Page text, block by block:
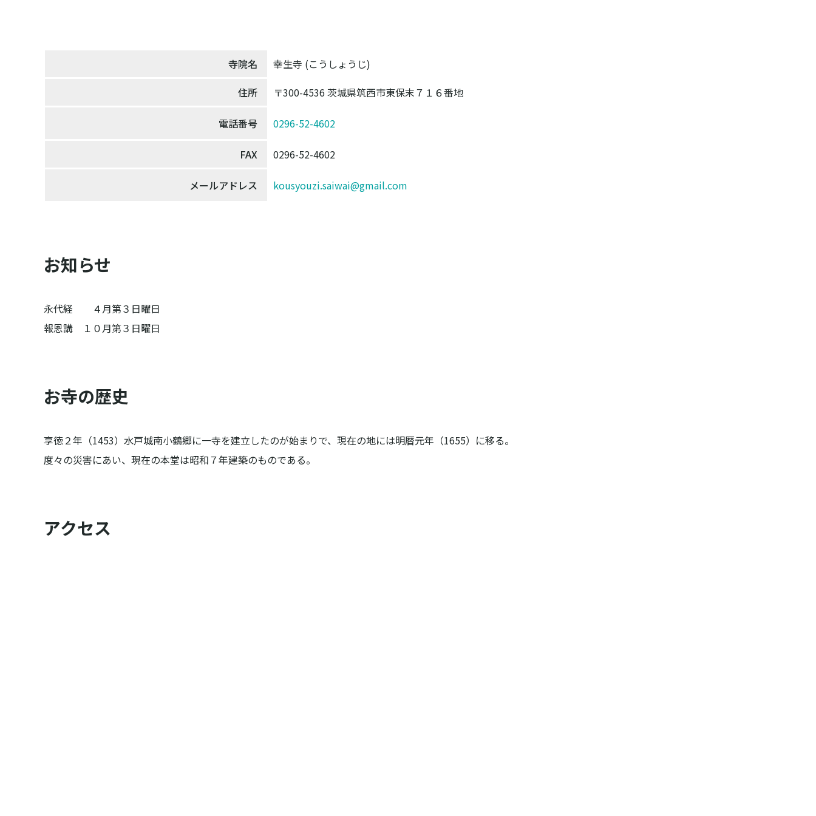
寺院名
幸生寺 (こうしょうじ)
住所
〒300-4536 茨城県筑西市東保末７１６番地
電話番号 0296-52-4602
FAX 0296-52-4602
メールアドレス kousyouzi.saiwai@gmail.com
お知らせ
永代経　　４月第３日曜日
報恩講　１０月第３日曜日
お寺の歴史
享徳２年（1453）水戸城南小鶴郷に一寺を建立したのが始まりで、現在の地には明暦元年（1655）に移る。
度々の災害にあい、現在の本堂は昭和７年建築のものである。
アクセス